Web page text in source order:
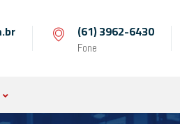
(61) 3962-6430
Fone